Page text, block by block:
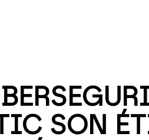
SON